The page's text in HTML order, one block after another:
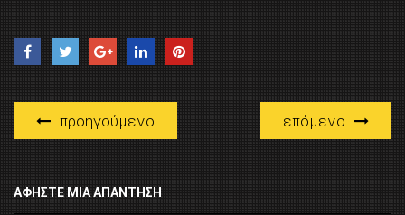
προηγούμενο επόμενο
ΑΦΉΣΤΕ ΜΙΑ ΑΠΆΝΤΗΣΗ